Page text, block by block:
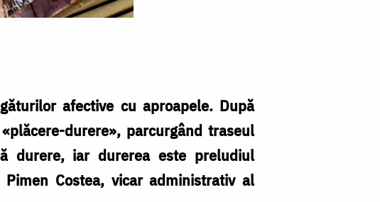
afective cu aproapele. După
durere», parcurgând traseul
durere, iar durerea este preludiul
Costea, vicar administrativ al